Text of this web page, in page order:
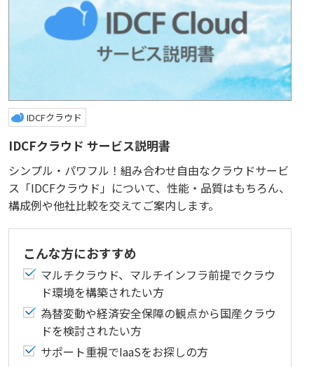
IDCFクラウド
IDCFクラウド サービス説明書
シンプル・パワフル！組み合わせ自由なクラウドサービ
ス「IDCFクラウド」について、性能・品質はもちろん、
構成例や他社比較を交えてご案内します。
こんな方におすすめ
マルチクラウド、マルチインフラ前提でクラウ
ド環境を構築されたい方
為替変動や経済安全保障の観点から国産クラウ
ドを検討されたい方
サポート重視でIaaSをお探しの方